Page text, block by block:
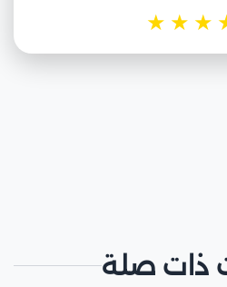
★
★
★
ذات صلة